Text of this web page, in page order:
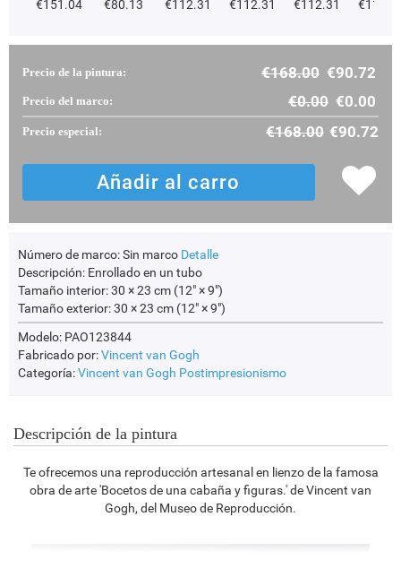
€151.04 €80.13 €112.31 €112.31 €112.31 €
Precio de la pintura: €168.00 €90.72
Precio del marco: €0.00 €0.00
Precio especial: €168.00 €90.72
Número de marco:Sin marco Detalle
Descripción: Enrollado en un tubo
Tamaño interior:30 × 23 cm (12" × 9")
Tamaño exterior:30 × 23 cm (12" × 9")
Modelo: PAO123844
Fabricado por:Vincent van Gogh
Categoría:Vincent van Gogh Postimpresionismo
Descripción de la pintura
Te ofrecemos una reproducción artesanal en lienzo de la famosa
obra de arte 'Bocetos de una cabaña y figuras.' de Vincent van
Gogh, del Museo de Reproducción.